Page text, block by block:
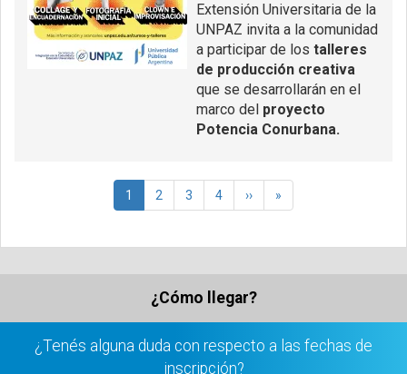
Extensión Universitaria de la
UNPAZ invita a la comunidad
a participar de los talleres
de producción creativa
que se desarrollarán en el
marco del proyecto
Potencia Conurbana.
Página
actual
1 Página
2 Página
3 Página
4
Siguiente
página
››
Última
página
»
¿Cómo llegar?
¿Tenés alguna duda con respecto a las fechas de
inscripción?